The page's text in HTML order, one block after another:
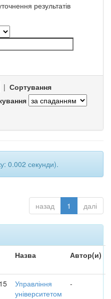
результатів
| Сортування
0.002 секунди).
назад 1 далі
Назва Автор(и)
Управління
університетом
-